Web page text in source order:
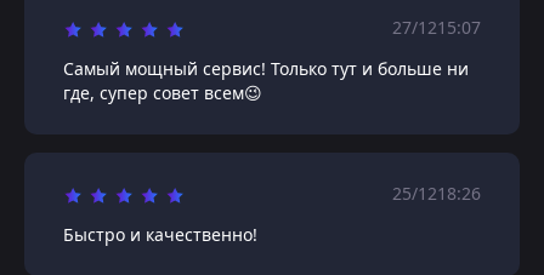
27/1215:07
Самый мощный сервис! Только тут и больше ни
где, супер совет всем😉
25/1218:26
Быстро и качественно!